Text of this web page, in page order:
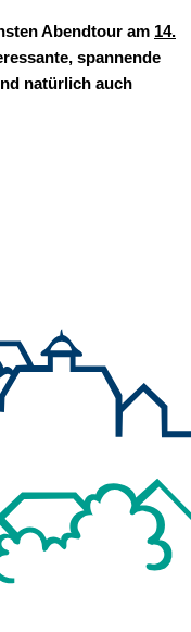
Abendtour am 14.
spannende
natürlich auch